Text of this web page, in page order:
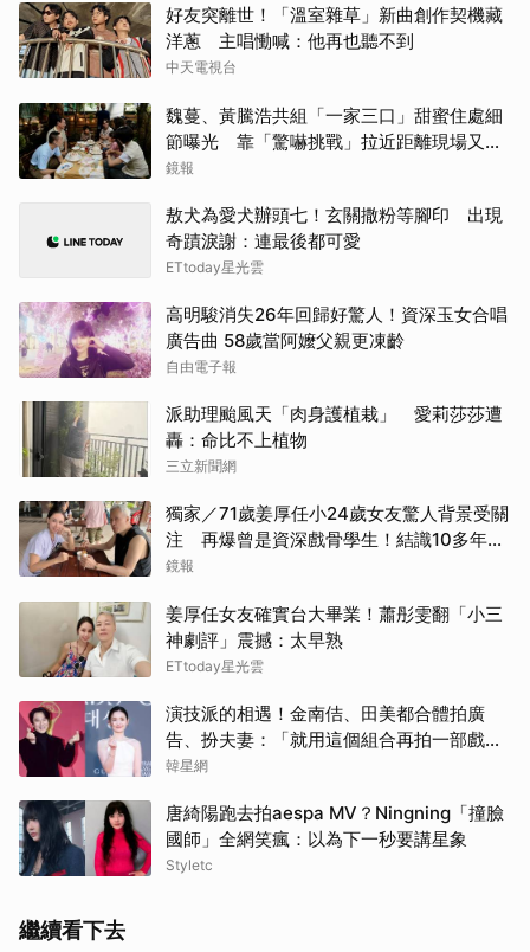
好友突離世！「溫室雜草」新曲創作契機藏
洋蔥 主唱慟喊：他再也聽不到
中天電視台
魏蔓、黃騰浩共組「一家三口」甜蜜住處細
節曝光 靠「驚嚇挑戰」拉近距離現場又叫
又笑
鏡報
敖犬為愛犬辦頭七！玄關撒粉等腳印 出現
奇蹟淚謝：連最後都可愛
ETtoday星光雲
高明駿消失26年回歸好驚人！資深玉女合唱
廣告曲 58歲當阿嬤父親更凍齡
自由電子報
派助理颱風天「肉身護植栽」 愛莉莎莎遭
轟：命比不上植物
三立新聞網
獨家／71歲姜厚任小24歲女友驚人背景受關
注 再爆曾是資深戲骨學生！結識10多年私
下為人曝光
鏡報
姜厚任女友確實台大畢業！蕭彤雯翻「小三
神劇評」震撼：太早熟
ETtoday星光雲
演技派的相遇！金南佶、田美都合體拍廣
告、扮夫妻：「就用這個組合再拍一部戲劇
吧」
韓星網
唐綺陽跑去拍aespa MV？Ningning「撞臉
國師」全網笑瘋：以為下一秒要講星象
Styletc
繼續看下去